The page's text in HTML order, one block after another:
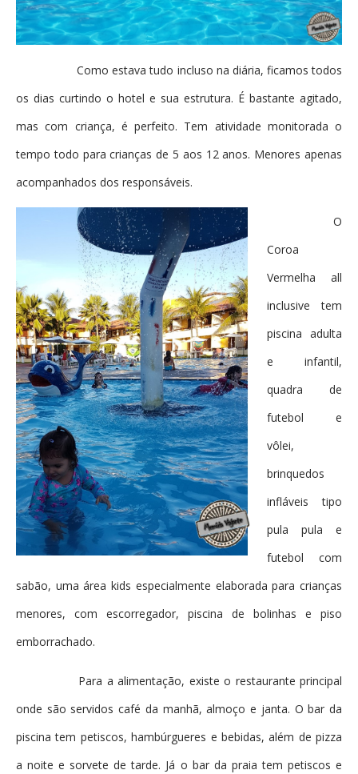
Como estava tudo incluso na diária, ficamos todos
os dias curtindo o hotel e sua estrutura. É bastante agitado,
mas com criança, é perfeito. Tem atividade monitorada o
tempo todo para crianças de 5 aos 12 anos. Menores apenas
acompanhados dos responsáveis.
O
Coroa
Vermelha all
inclusive tem
piscina adulta
e infantil,
quadra de
futebol e
vôlei,
brinquedos
infláveis tipo
pula pula e
futebol com
sabão, uma área kids especialmente elaborada para crianças
menores, com escorregador, piscina de bolinhas e piso
emborrachado.
Para a alimentação, existe o restaurante principal
onde são servidos café da manhã, almoço e janta. O bar da
piscina tem petiscos, hambúrgueres e bebidas, além de pizza
a noite e sorvete de tarde. Já o bar da praia tem petiscos e